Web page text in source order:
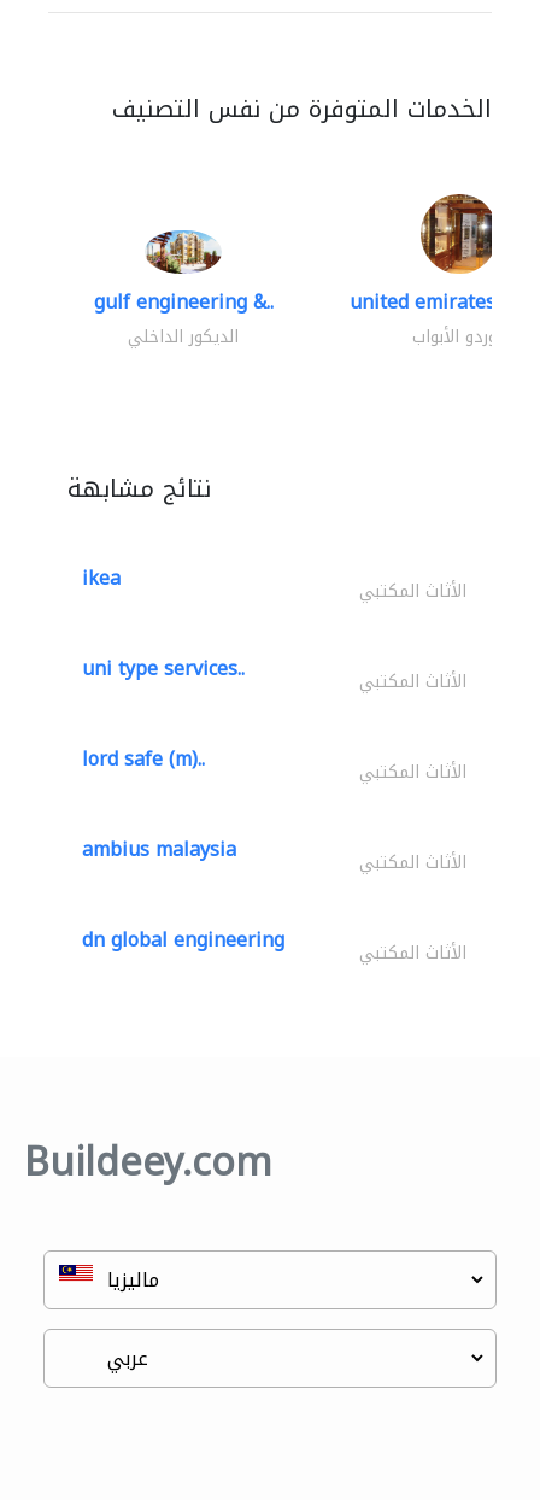
الخدمات المتوفرة من نفس التصنيف
gulf engineering &..
الديكور الداخلي
united emirates
موردو الأبواب
نتائج مشابهة
ikea الأثاث المكتبي
uni type services.. الأثاث المكتبي
lord safe (m).. الأثاث المكتبي
ambius malaysia الأثاث المكتبي
dn global engineering الأثاث المكتبي
Buildeey.com